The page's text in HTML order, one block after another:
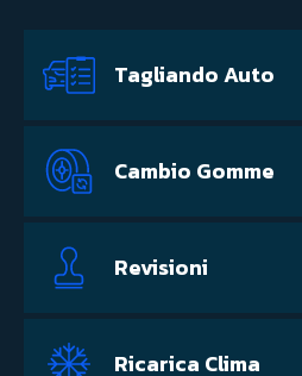
Tagliando Auto
Cambio Gomme
Revisioni
Ricarica Clima